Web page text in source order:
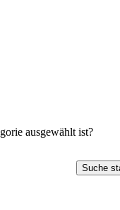
ausgewählt ist?